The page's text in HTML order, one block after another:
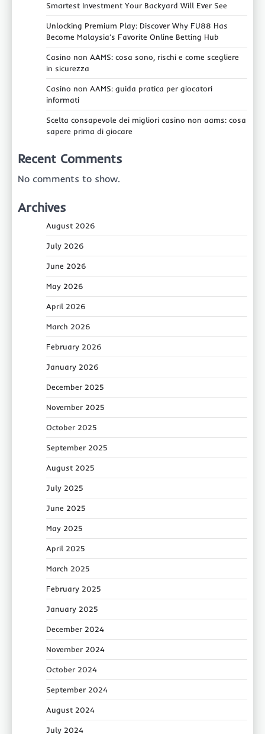
Smartest Investment Your Backyard Will Ever See
Unlocking Premium Play: Discover Why FU88 Has
Become Malaysia’s Favorite Online Betting Hub
Casino non AAMS: cosa sono, rischi e come scegliere
in sicurezza
Casino non AAMS: guida pratica per giocatori
informati
Scelta consapevole dei migliori casino non aams: cosa
sapere prima di giocare
Recent Comments
No comments to show.
Archives
August 2026
July 2026
June 2026
May 2026
April 2026
March 2026
February 2026
January 2026
December 2025
November 2025
October 2025
September 2025
August 2025
July 2025
June 2025
May 2025
April 2025
March 2025
February 2025
January 2025
December 2024
November 2024
October 2024
September 2024
August 2024
July 2024